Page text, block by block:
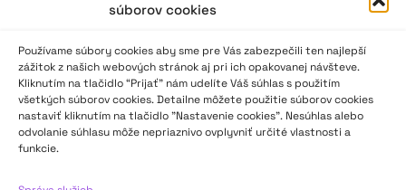
súborov cookies
Používame súbory cookies aby sme pre Vás zabezpečili ten najlepší
zážitok z našich webových stránok aj pri ich opakovanej návšteve.
Kliknutím na tlačidlo “Prijať” nám udelíte Váš súhlas s použitím
všetkých súborov cookies. Detailne môžete použitie súborov cookies
nastaviť kliknutím na tlačidlo "Nastavenie cookies". Nesúhlas alebo
odvolanie súhlasu môže nepriaznivo ovplyvniť určité vlastnosti a
funkcie.
HK 70: Vnútorné zaujatie, naliehavosť výpovede
i jej autentickosť